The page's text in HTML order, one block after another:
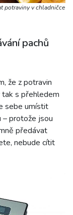
potraviny v chladničce
pachů
že z potravin
tak s přehledem
sebe umístit
– protože jsou
předávat
nebude cítit